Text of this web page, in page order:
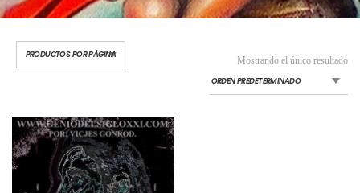
Mostrando el único resultado